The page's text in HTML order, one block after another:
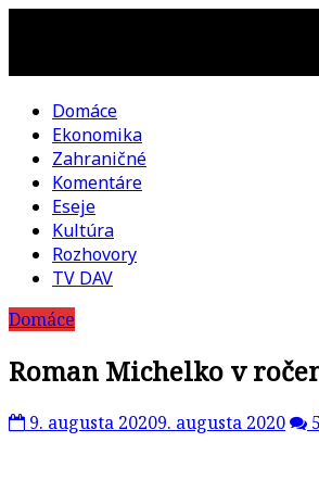
DAV
DVA
kultúrno-
politická
revue
Domáce
Ekonomika
Zahraničné
Komentáre
Eseje
Kultúra
Rozhovory
TV DAV
Domáce
Roman Michelko v
9. augusta 20209. augusta 2020